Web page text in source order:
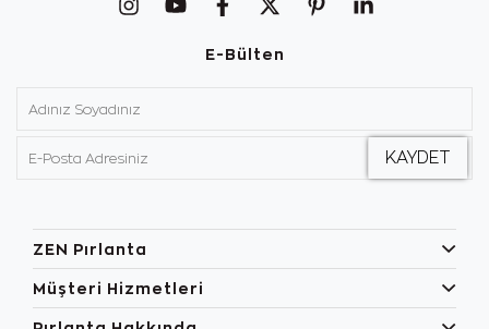
E-Bülten
ZEN Pırlanta
Müşteri Hizmetleri